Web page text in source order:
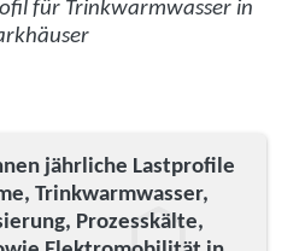
für Trinkwarmwasser in
jährliche Lastprofile
Trinkwarmwasser,
Prozesskälte,